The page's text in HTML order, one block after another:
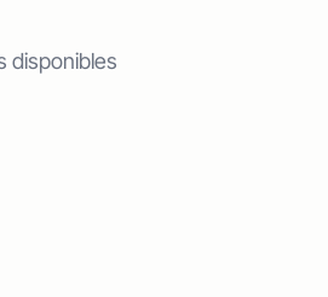
disponibles